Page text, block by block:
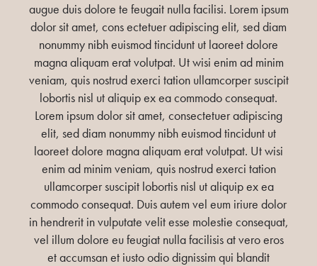
augue duis dolore te feugait nulla facilisi. Lorem ipsum
dolor sit amet, cons ectetuer adipiscing elit, sed diam
nonummy nibh euismod tincidunt ut laoreet dolore
magna aliquam erat volutpat. Ut wisi enim ad minim
veniam, quis nostrud exerci tation ullamcorper suscipit
lobortis nisl ut aliquip ex ea commodo consequat.
Lorem ipsum dolor sit amet, consectetuer adipiscing
elit, sed diam nonummy nibh euismod tincidunt ut
laoreet dolore magna aliquam erat volutpat. Ut wisi
enim ad minim veniam, quis nostrud exerci tation
ullamcorper suscipit lobortis nisl ut aliquip ex ea
commodo consequat. Duis autem vel eum iriure dolor
in hendrerit in vulputate velit esse molestie consequat,
vel illum dolore eu feugiat nulla facilisis at vero eros
et accumsan et iusto odio dignissim qui blandit